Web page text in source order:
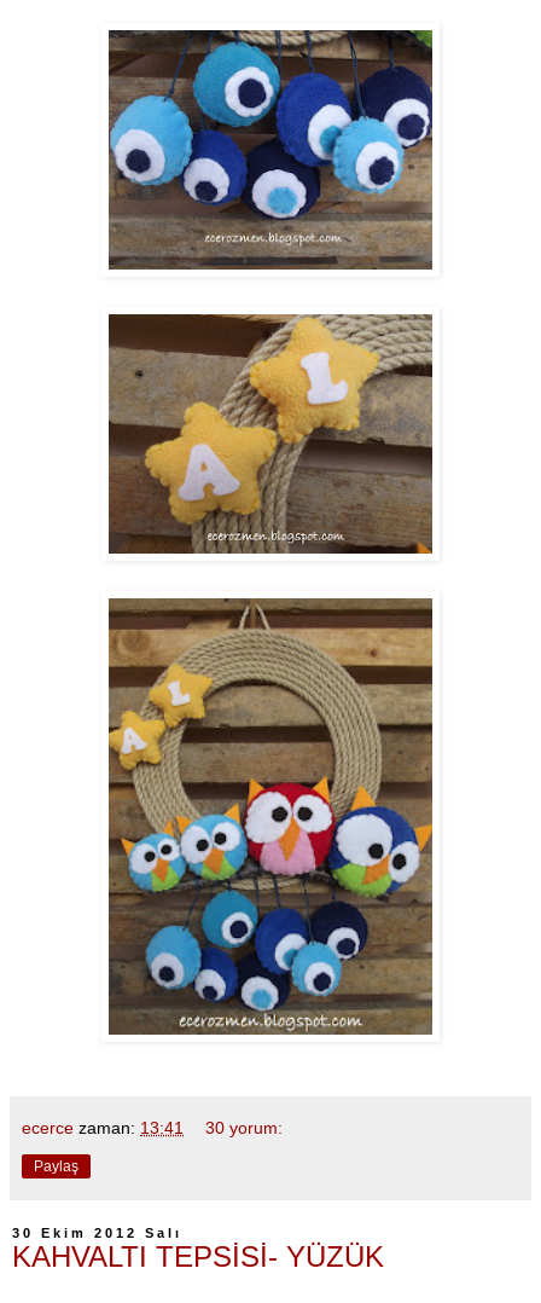
ecerce zaman: 13:41 30 yorum:
Paylaş
30 Ekim 2012 Salı
KAHVALTI TEPSİSİ- YÜZÜK